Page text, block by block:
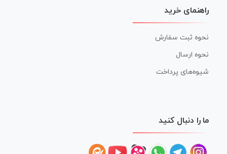
راهنمای خرید
نحوه ثبت سفارش
نحوه ارسال
شیوه‌های پرداخت
ما را دنبال کنید